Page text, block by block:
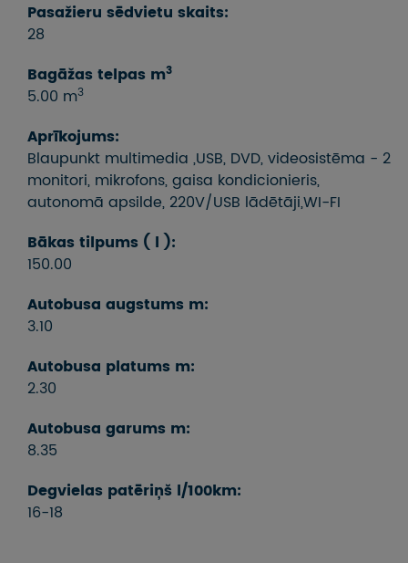
Pasažieru sēdvietu skaits:
28
Bagāžas telpas m3
5.00 m3
Aprīkojums:
Blaupunkt multimedia ,USB, DVD, videosistēma - 2
monitori, mikrofons, gaisa kondicionieris,
autonomā apsilde, 220V/USB lādētāji,WI-FI
Bākas tilpums ( l ):
150.00
Autobusa augstums m:
3.10
Autobusa platums m:
2.30
Autobusa garums m:
8.35
Degvielas patēriņš l/100km:
16-18